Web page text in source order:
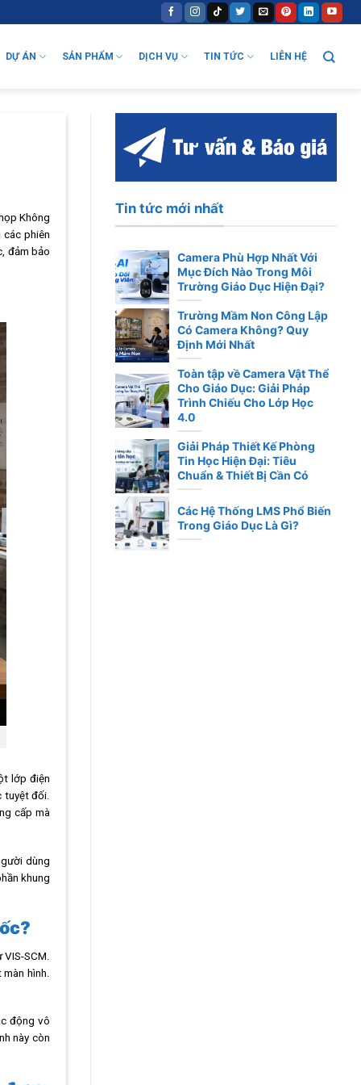
DỰ ÁN SẢN PHẨM DỊCH VỤ TIN TỨC LIÊN HỆ
Không
phiên
đảm bảo
lớp điện
tuyệt đối.
cấp mà
dùng
khung
SCM.
hình.
động vô
này còn
Tin tức mới nhất
Camera Phù Hợp Nhất Với
Mục Đích Nào Trong Môi
Trường Giáo Dục Hiện Đại?
Trường Mầm Non Công Lập
Có Camera Không? Quy
Định Mới Nhất
Toàn tập về Camera Vật Thể
Cho Giáo Dục: Giải Pháp
Trình Chiếu Cho Lớp Học
4.0
Giải Pháp Thiết Kế Phòng
Tin Học Hiện Đại: Tiêu
Chuẩn & Thiết Bị Cần Có
Các Hệ Thống LMS Phổ Biến
Trong Giáo Dục Là Gì?